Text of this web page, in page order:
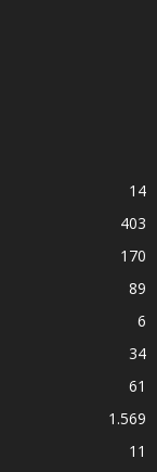
14
403
170
89
6
34
61
1.569
11